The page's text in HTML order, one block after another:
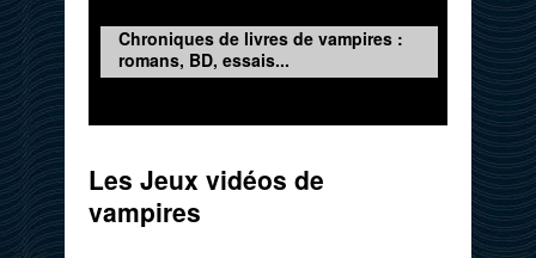
Chroniques de livres de vampires :
romans, BD, essais...
Les Jeux vidéos de
vampires